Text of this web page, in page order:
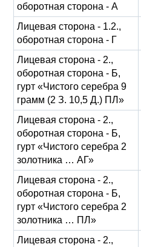
оборотная сторона - А
Лицевая сторона - 1.2.,
оборотная сторона - Г
Лицевая сторона - 2.,
оборотная сторона - Б,
гурт «Чистого серебра 9
грамм (2 З. 10,5 Д.) ПЛ»
Лицевая сторона - 2.,
оборотная сторона - Б,
гурт «Чистого серебра 2
золотника … АГ»
Лицевая сторона - 2.,
оборотная сторона - Б,
гурт «Чистого серебра 2
золотника … ПЛ»
Лицевая сторона - 2.,